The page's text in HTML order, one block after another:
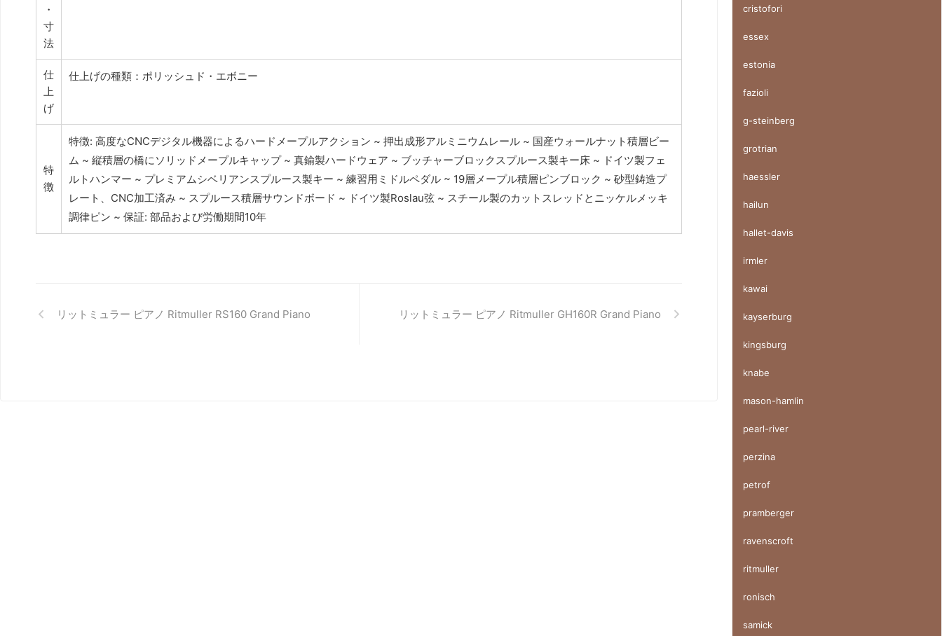
・
寸
法
仕
上
げ
仕上げの種類：ポリッシュド・エボニー
特
徴
特徴: 高度なCNCデジタル機器によるハードメープルアクション ~ 押出成形アルミニウムレール ~ 国産ウォールナット積層ビー
ム ~ 縦積層の橋にソリッドメープルキャップ ~ 真鍮製ハードウェア ~ ブッチャーブロックスプルース製キー床 ~ ドイツ製フェ
ルトハンマー ~ プレミアムシベリアンスプルース製キー ~ 練習用ミドルペダル ~ 19層メープル積層ピンブロック ~ 砂型鋳造プ
レート、CNC加工済み ~ スプルース積層サウンドボード ~ ドイツ製Roslau弦 ~ スチール製のカットスレッドとニッケルメッキ
調律ピン ~ 保証: 部品および労働期間10年
リットミュラー ピアノ Ritmuller RS160 Grand Piano リットミュラー ピアノ Ritmuller GH160R Grand Piano
cristofori
essex
estonia
fazioli
g-steinberg
grotrian
haessler
hailun
hallet-davis
irmler
kawai
kayserburg
kingsburg
knabe
mason-hamlin
pearl-river
perzina
petrof
pramberger
ravenscroft
ritmuller
ronisch
samick